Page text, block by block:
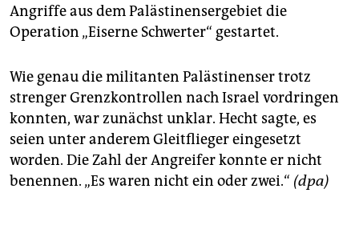
Angriffe aus dem Palästinensergebiet die
Operation „Eiserne Schwerter“ gestartet.
Wie genau die militanten Palästinenser trotz
strenger Grenzkontrollen nach Israel vordringen
konnten, war zunächst unklar. Hecht sagte, es
seien unter anderem Gleitflieger eingesetzt
worden. Die Zahl der Angreifer konnte er nicht
benennen. „Es waren nicht ein oder zwei.“ (dpa)